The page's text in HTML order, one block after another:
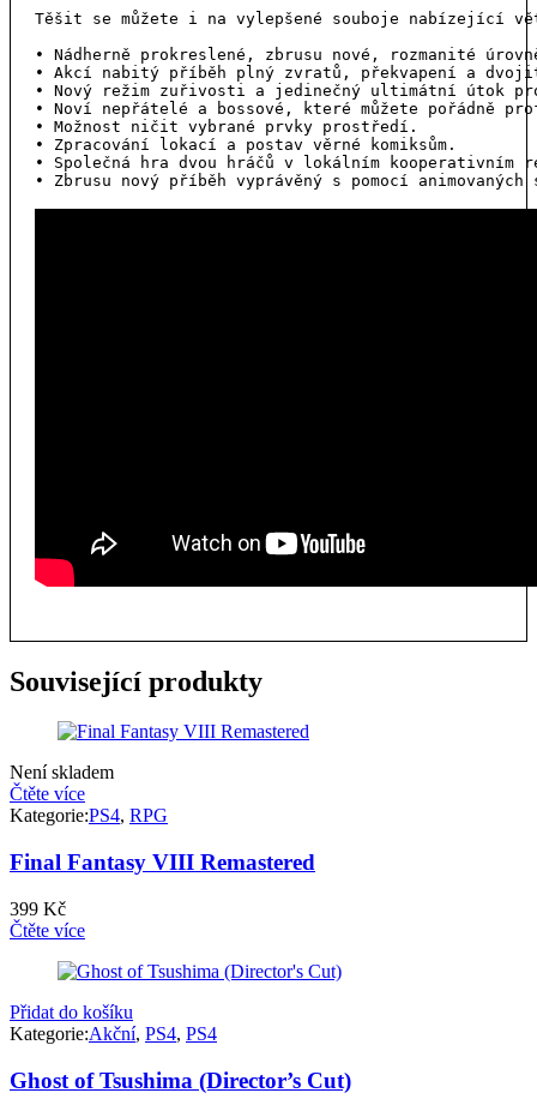
Těšit se můžete i na vylepšené souboje nabízející
• Nádherně prokreslené, zbrusu nové, rozmanité
• Akcí nabitý příběh plný zvratů, překvapení a
• Nový režim zuřivosti a jedinečný ultimátní útok
• Noví nepřátelé a bossové, které můžete pořádně
• Možnost ničit vybrané prvky prostředí.
• Zpracování lokací a postav věrné komiksům.
• Společná hra dvou hráčů v lokálním kooperativním
• Zbrusu nový příběh vyprávěný s pomocí animovaných
Související produkty
Není skladem
Čtěte více
Kategorie:PS4, RPG
Final Fantasy VIII Remastered
399 Kč
Čtěte více
Přidat do košíku
Kategorie:Akční, PS4, PS4
Ghost of Tsushima (Director’s Cut)